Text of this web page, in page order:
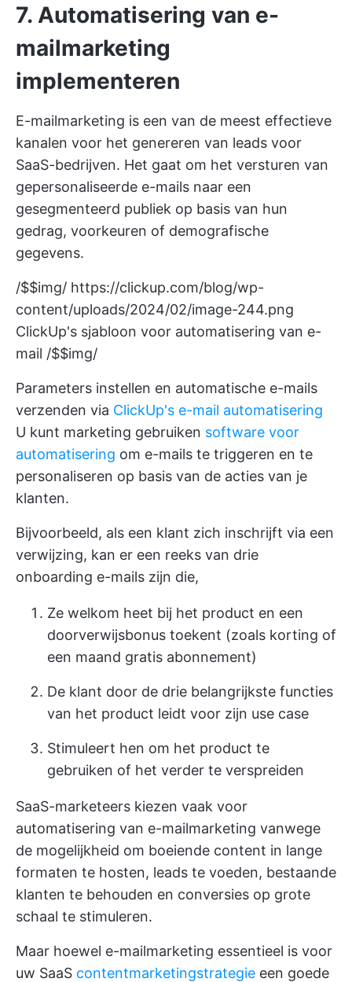
7. Automatisering van e-
mailmarketing
implementeren
E-mailmarketing is een van de meest effectieve
kanalen voor het genereren van leads voor
SaaS-bedrijven. Het gaat om het versturen van
gepersonaliseerde e-mails naar een
gesegmenteerd publiek op basis van hun
gedrag, voorkeuren of demografische
gegevens.
/$$img/ https://clickup.com/blog/wp-
content/uploads/2024/02/image-244.png
ClickUp's sjabloon voor automatisering van e-
mail /$$img/
Parameters instellen en automatische e-mails
verzenden via ClickUp's e-mail automatisering
U kunt marketing gebruiken software voor
automatisering om e-mails te triggeren en te
personaliseren op basis van de acties van je
klanten.
Bijvoorbeeld, als een klant zich inschrijft via een
verwijzing, kan er een reeks van drie
onboarding e-mails zijn die,
Ze welkom heet bij het product en een
doorverwijsbonus toekent (zoals korting of
een maand gratis abonnement)
De klant door de drie belangrijkste functies
van het product leidt voor zijn use case
Stimuleert hen om het product te
gebruiken of het verder te verspreiden
SaaS-marketeers kiezen vaak voor
automatisering van e-mailmarketing vanwege
de mogelijkheid om boeiende content in lange
formaten te hosten, leads te voeden, bestaande
klanten te behouden en conversies op grote
schaal te stimuleren.
Maar hoewel e-mailmarketing essentieel is voor
uw SaaS contentmarketingstrategie een goede